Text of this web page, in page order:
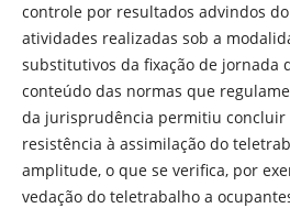
controle por resultados advindos
atividades realizadas sob a
substitutivos da fixação de jornada
conteúdo das normas que
da jurisprudência permitiu concluir
resistência à assimilação do
amplitude, o que se verifica, por
vedação do teletrabalho a